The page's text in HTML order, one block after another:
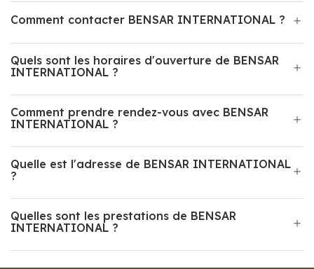
Comment contacter BENSAR INTERNATIONAL ?
Quels sont les horaires d'ouverture de BENSAR
INTERNATIONAL ?
Comment prendre rendez-vous avec BENSAR
INTERNATIONAL ?
Quelle est l'adresse de BENSAR INTERNATIONAL
?
Quelles sont les prestations de BENSAR
INTERNATIONAL ?